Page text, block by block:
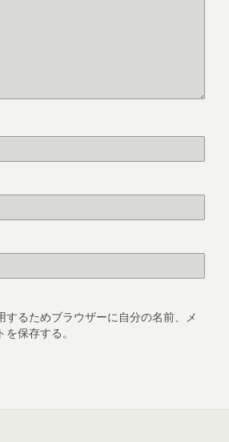
するためブラウザーに自分の名前、メ
保存する。